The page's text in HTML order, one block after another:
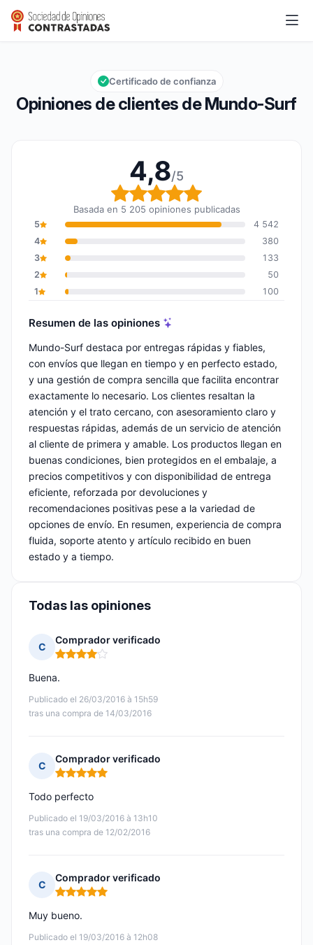
Mundo-Surf
Calificación global: 4,8 de 5
4,8/5
Opiniones de clientes de Mundo-Surf
Certificado de confianza
4,8/5
Calificación global: 4,8
Basada en 5 205 opiniones publicadas
5
4 542
4
380
3
133
2
50
1
100
Resumen de las opiniones
Mundo-Surf destaca por entregas rápidas y fiables,
con envíos que llegan en tiempo y en perfecto estado,
y una gestión de compra sencilla que facilita encontrar
exactamente lo necesario. Los clientes resaltan la
atención y el trato cercano, con asesoramiento claro y
respuestas rápidas, además de un servicio de atención
al cliente de primera y amable. Los productos llegan en
buenas condiciones, bien protegidos en el embalaje, a
precios competitivos y con disponibilidad de entrega
eficiente, reforzada por devoluciones y
recomendaciones positivas pese a la variedad de
opciones de envío. En resumen, experiencia de compra
fluida, soporte atento y artículo recibido en buen
estado y a tiempo.
Todas las opiniones
C
Comprador verificado
Nota: 4 de 5
Publicado el 26/03/2016 à 15h59
tras una compra de 14/03/2016
Buena.
C
Comprador verificado
Nota: 5 de 5
Publicado el 19/03/2016 à 13h10
tras una compra de 12/02/2016
Todo perfecto
C
Comprador verificado
Nota: 5 de 5
Publicado el 19/03/2016 à 12h08
Muy bueno.